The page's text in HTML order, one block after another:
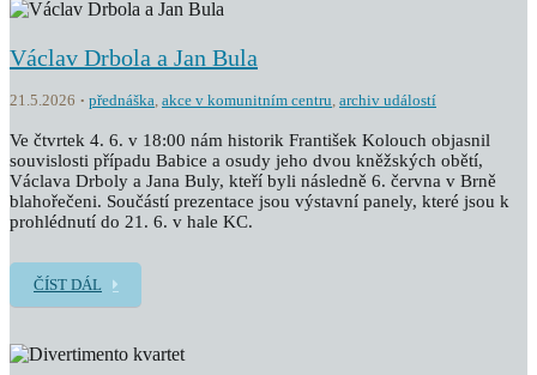
Václav Drbola a Jan Bula
21.5.2026 přednáška, akce v komunitním centru, archiv událostí
Ve čtvrtek 4. 6. v 18:00 nám historik František Kolouch objasnil
souvislosti případu Babice a osudy jeho dvou kněžských obětí,
Václava Drboly a Jana Buly, kteří byli následně 6. června v Brně
blahořečeni. Součástí prezentace jsou výstavní panely, které jsou k
prohlédnutí do 21. 6. v hale KC.
ČÍST DÁL